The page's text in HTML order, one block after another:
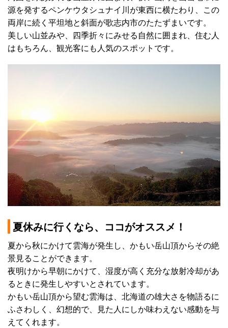
源を発するペンケウタシュナイ川が東西に横たわり、この
両岸に続く平坦地と斜面が歌志内市のたたずまいです。
美しい山並みや、四季折々にみせる自然に囲まれ、住む人
はもちろん、観光客にも人気のスポットです。
夏休みに行くなら、ココがオススメ！
夏から秋にかけて雲海が発生し、かもい岳山頂からその絶
景見ることができます。
夜明けから早朝にかけて、湿度が高く充分な放射冷却があ
るときに発生しやすいとされています。
かもい岳山頂から望む雲海は、北海道の雄大さを物語るに
ふさわしく、幻想的で、見た人にしか味わえない感動を与
えてくれます。